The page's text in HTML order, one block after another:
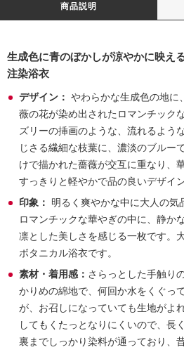
商品説明
生成色に青のぼかしが涼やかに映え
注染浴衣
デザイン： やわらかな生成色の地に
薇の花が染め出されたロマンチック
ズリーの挿画のような、流れるよう
じさる繊細な枝葉に、濃淡のブルー
けで描かれた薔薇が交互に重なり、
すっきりと軽やかで品の良いデザイ
印象：
明るく爽やかな中に大人の気
ロマンチックな華やぎの中に、静か
凛とした美しさを感じる一枚です。
ボタニカル浴衣です。
素材・着用感： さらっとした手触り
かりめの綿地で、何回か水をくぐっ
が、お召しになっていても生地がよ
してもくたっとなりにくいので、長
裏までしっかり染料が通っており、